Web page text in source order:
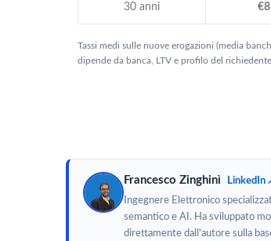
30 anni
Tassi medi sulle nuove erogazioni (media
dipende da banca, LTV e profilo del richiedente.
Francesco Zinghinì LinkedIn
Ingegnere Elettronico
semantico e AI. Ha sviluppato
direttamente dall'autore sulla